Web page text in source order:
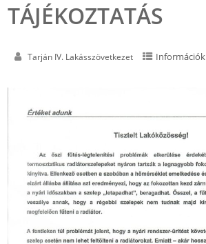
TÁJÉKOZTATÁS
Tarján IV. Lakásszövetkezet Információk